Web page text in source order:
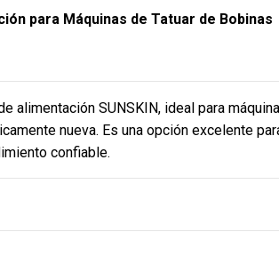
para Máquinas de Tatuar de Bobinas
alimentación SUNSKIN, ideal para
nueva. Es una opción excelente
confiable.